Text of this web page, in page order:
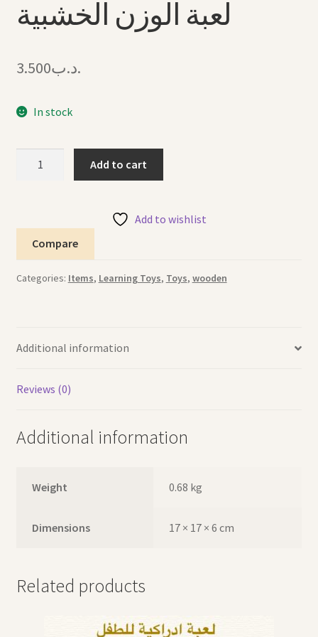
لعبة الوزن الخشبية
.د.ب3.500
In stock
الوزن
الخشبية
quantity
Add to cart
Add to wishlist
Compare
Categories: Items, Learning Toys, Toys, wooden
Additional information
Reviews (0)
Additional information
Weight 0.68 kg
Dimensions 17 × 17 × 6 cm
Related products